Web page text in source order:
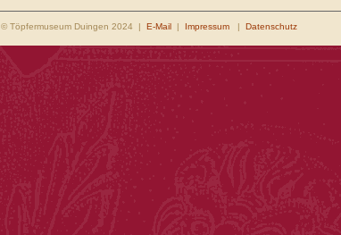
© Töpfermuseum Duingen 2024 | E-Mail | Impressum | Datenschutz